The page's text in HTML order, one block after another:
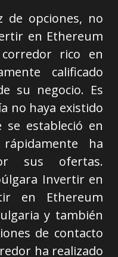
de opciones, no
en Ethereum
rico en
calificado
su negocio. Es
no haya existido
estableció en
ha
sus ofertas.
Invertir en
en Ethereum
y también
de contacto
ha realizado